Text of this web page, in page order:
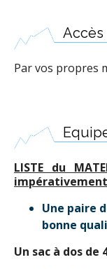
Accès
Par vos propres
LISTE du
impérativement
Une paire
bonne
Un sac à dos